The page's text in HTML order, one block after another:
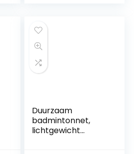
Duurzaam
badmintonnet,
lichtgewicht